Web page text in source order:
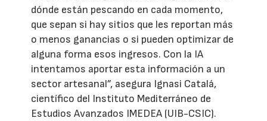
dónde están pescando en cada momento,
que sepan si hay sitios que les reportan más
o menos ganancias o si pueden optimizar de
alguna forma esos ingresos. Con la IA
intentamos aportar esta información a un
sector artesanal”, asegura Ignasi Catalá,
científico del Instituto Mediterráneo de
Estudios Avanzados IMEDEA (UIB-CSIC).